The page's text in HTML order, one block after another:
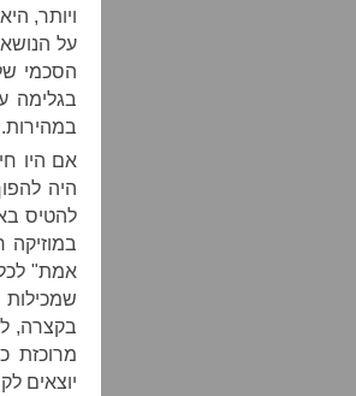
ויותר,
על
הסכמי
בגלימה
במהירות.
אם היו
היה
להטיס
אמת"
בקצרה,
מרוכזת
יוצאים